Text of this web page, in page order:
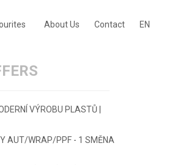
About Us Contact EN
VÝROBU PLASTŮ |
AUT/WRAP/PPF - 1 SMĚNA